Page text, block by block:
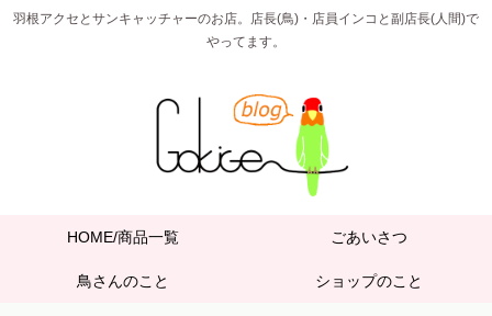
羽根アクセとサンキャッチャーのお店。店長(鳥)・店員インコと副店長(人間)で
やってます。
HOME/商品一覧 ごあいさつ
鳥さんのこと ショップのこと